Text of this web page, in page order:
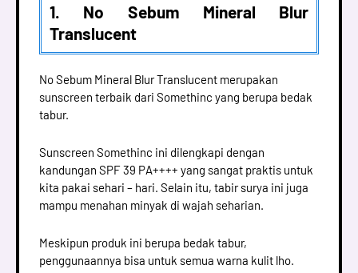
1. No Sebum Mineral Blur
Translucent
No Sebum Mineral Blur Translucent merupakan
sunscreen terbaik dari Somethinc yang berupa bedak
tabur.
Sunscreen Somethinc ini dilengkapi dengan
kandungan SPF 39 PA++++ yang sangat praktis untuk
kita pakai sehari – hari. Selain itu, tabir surya ini juga
mampu menahan minyak di wajah seharian.
Meskipun produk ini berupa bedak tabur,
penggunaannya bisa untuk semua warna kulit lho.